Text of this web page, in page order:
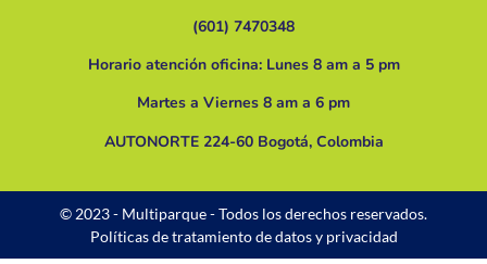
(601) 7470348
Horario atención oficina: Lunes 8 am a 5 pm
Martes a Viernes 8 am a 6 pm
AUTONORTE 224-60 Bogotá, Colombia
© 2023 - Multiparque - Todos los derechos reservados.
Políticas de tratamiento de datos y privacidad